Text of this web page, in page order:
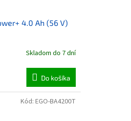
4.0 Ah (56 V)
Skladom do 7 dní
Do košíka
Kód: EGO-BA4200T